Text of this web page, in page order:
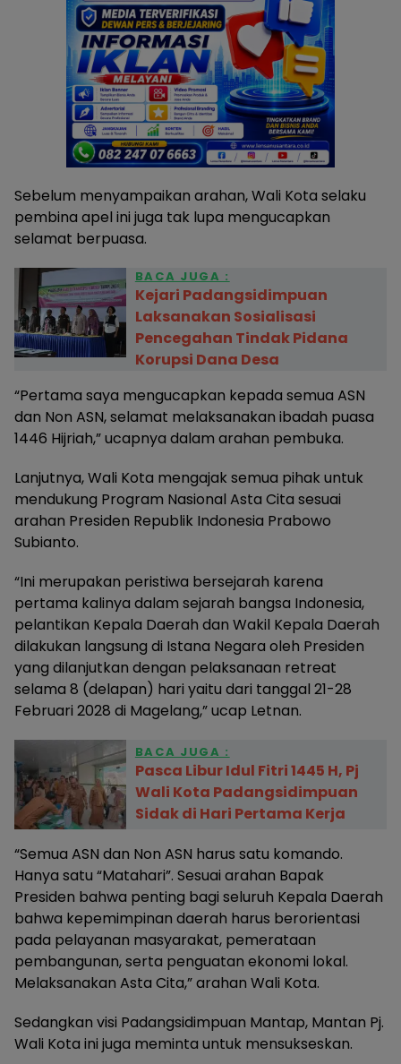
Sebelum menyampaikan arahan, Wali Kota selaku
pembina apel ini juga tak lupa mengucapkan
selamat berpuasa.
BACA JUGA :
Kejari Padangsidimpuan
Laksanakan Sosialisasi
Pencegahan Tindak Pidana
Korupsi Dana Desa
“Pertama saya mengucapkan kepada semua ASN
dan Non ASN, selamat melaksanakan ibadah puasa
1446 Hijriah,” ucapnya dalam arahan pembuka.
Lanjutnya, Wali Kota mengajak semua pihak untuk
mendukung Program Nasional Asta Cita sesuai
arahan Presiden Republik Indonesia Prabowo
Subianto.
“Ini merupakan peristiwa bersejarah karena
pertama kalinya dalam sejarah bangsa Indonesia,
pelantikan Kepala Daerah dan Wakil Kepala Daerah
dilakukan langsung di Istana Negara oleh Presiden
yang dilanjutkan dengan pelaksanaan retreat
selama 8 (delapan) hari yaitu dari tanggal 21-28
Februari 2028 di Magelang,” ucap Letnan.
BACA JUGA :
Pasca Libur Idul Fitri 1445 H, Pj
Wali Kota Padangsidimpuan
Sidak di Hari Pertama Kerja
“Semua ASN dan Non ASN harus satu komando.
Hanya satu “Matahari”. Sesuai arahan Bapak
Presiden bahwa penting bagi seluruh Kepala Daerah
bahwa kepemimpinan daerah harus berorientasi
pada pelayanan masyarakat, pemerataan
pembangunan, serta penguatan ekonomi lokal.
Melaksanakan Asta Cita,” arahan Wali Kota.
Sedangkan visi Padangsidimpuan Mantap, Mantan Pj.
Wali Kota ini juga meminta untuk mensukseskan.